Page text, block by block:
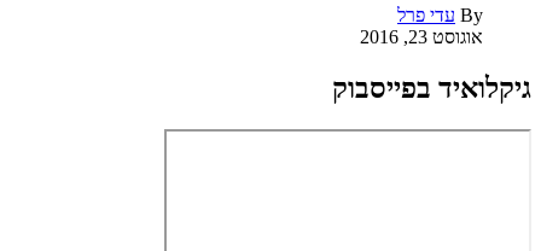
By עדי פרל
אוגוסט 23, 2016
גיקלואיד בפייסבוק